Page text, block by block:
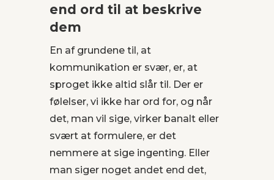
end ord til at beskrive
dem
En af grundene til, at
kommunikation er svær, er, at
sproget ikke altid slår til. Der er
følelser, vi ikke har ord for, og når
det, man vil sige, virker banalt eller
svært at formulere, er det
nemmere at sige ingenting. Eller
man siger noget andet end det,